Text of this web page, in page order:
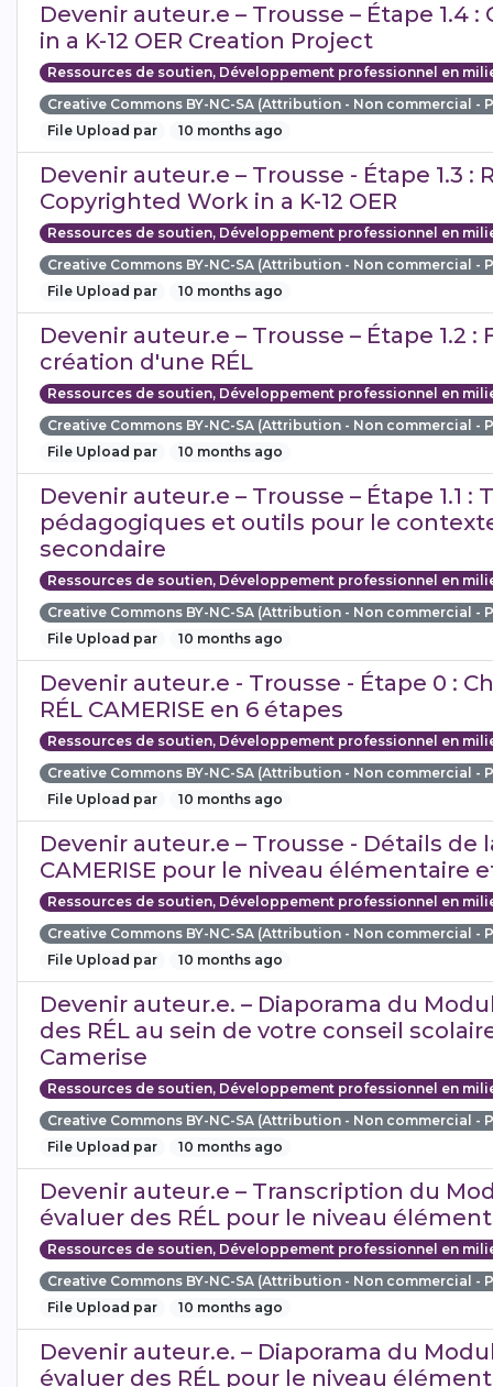
Devenir auteur.e – Trousse – Étape 1.4
in a K-12 OER Creation Project
Ressources de soutien, Développement professionnel en
Creative Commons BY-NC-SA (Attribution - Non commercial
File Upload par
10 months ago
Devenir auteur.e – Trousse - Étape 1.3 :
Copyrighted Work in a K-12 OER
Ressources de soutien, Développement professionnel en
Creative Commons BY-NC-SA (Attribution - Non commercial
File Upload par
10 months ago
Devenir auteur.e – Trousse – Étape 1.2
création d'une RÉL
Ressources de soutien, Développement professionnel en
Creative Commons BY-NC-SA (Attribution - Non commercial
File Upload par
10 months ago
Devenir auteur.e – Trousse – Étape 1.1
pédagogiques et outils pour le
secondaire
Ressources de soutien, Développement professionnel en
Creative Commons BY-NC-SA (Attribution - Non commercial
File Upload par
10 months ago
Devenir auteur.e - Trousse - Étape 0 :
RÉL CAMERISE en 6 étapes
Ressources de soutien, Développement professionnel en
Creative Commons BY-NC-SA (Attribution - Non commercial
File Upload par
10 months ago
Devenir auteur.e – Trousse - Détails de
CAMERISE pour le niveau élémentaire
Ressources de soutien, Développement professionnel en
Creative Commons BY-NC-SA (Attribution - Non commercial
File Upload par
10 months ago
Devenir auteur.e. – Diaporama du
des RÉL au sein de votre conseil
Camerise
Ressources de soutien, Développement professionnel en
Creative Commons BY-NC-SA (Attribution - Non commercial
File Upload par
10 months ago
Devenir auteur.e – Transcription du
évaluer des RÉL pour le niveau
Ressources de soutien, Développement professionnel en
Creative Commons BY-NC-SA (Attribution - Non commercial
File Upload par
10 months ago
Devenir auteur.e. – Diaporama du
évaluer des RÉL pour le niveau